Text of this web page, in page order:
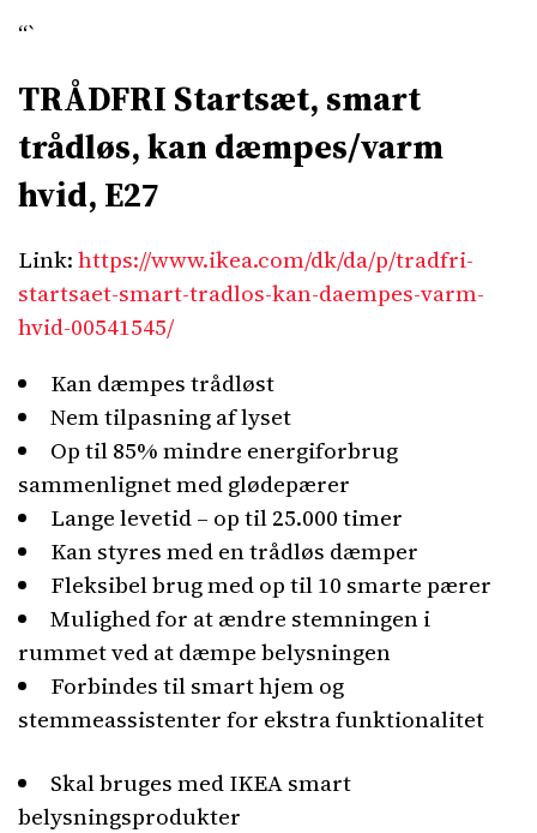
“`
TRÅDFRI Startsæt, smart
trådløs, kan dæmpes/varm
hvid, E27
Link:https://www.ikea.com/dk/da/p/tradfri-
startsaet-smart-tradlos-kan-daempes-varm-
hvid-00541545/
Kan dæmpes trådløst
Nem tilpasning af lyset
Op til 85% mindre energiforbrug
sammenlignet med glødepærer
Lange levetid – op til 25.000 timer
Kan styres med en trådløs dæmper
Fleksibel brug med op til 10 smarte pærer
Mulighed for at ændre stemningen i
rummet ved at dæmpe belysningen
Forbindes til smart hjem og
stemmeassistenter for ekstra funktionalitet
Skal bruges med IKEA smart
belysningsprodukter